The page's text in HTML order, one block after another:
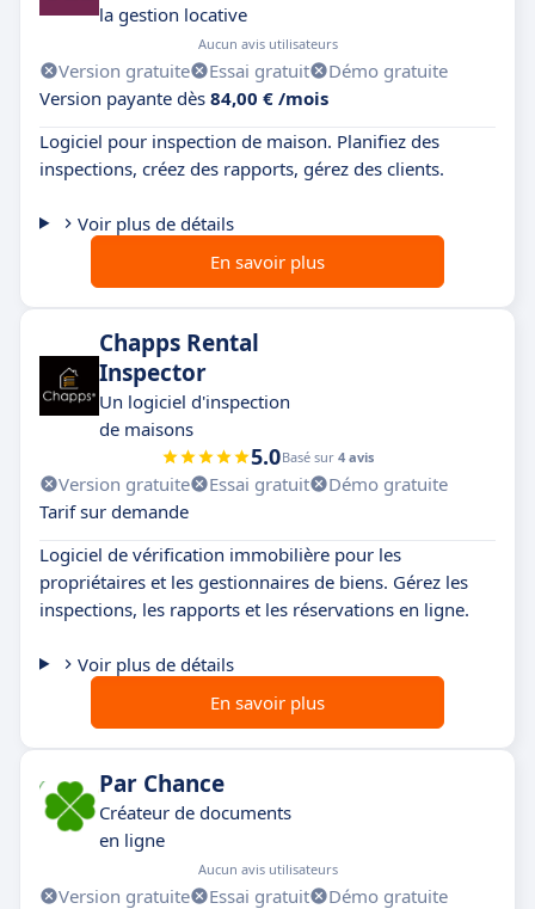
la gestion locative
Aucun avis utilisateurs
Version gratuite Essai gratuit
Démo gratuite
Version payante dès 84,00 € /mois
Logiciel pour inspection de maison. Planifiez des
inspections, créez des rapports, gérez des clients.
Voir plus de détails
En savoir plus
Chapps Rental
Inspector
Un logiciel d'inspection
de maisons
5.0Basé sur 4 avis
Version gratuite Essai gratuit
Démo gratuite
Tarif sur demande
Logiciel de vérification immobilière pour les
propriétaires et les gestionnaires de biens. Gérez les
inspections, les rapports et les réservations en ligne.
Voir plus de détails
En savoir plus
Par Chance
Créateur de documents
en ligne
Aucun avis utilisateurs
Version gratuite Essai gratuit
Démo gratuite